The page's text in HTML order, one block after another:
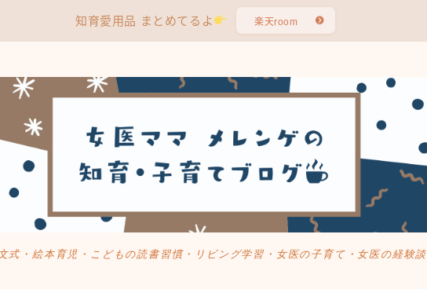
知育愛用品 まとめてるよ 楽天room
式・絵本育児・こどもの読書習慣・リビング学習・女医の子育て・女医の経験談